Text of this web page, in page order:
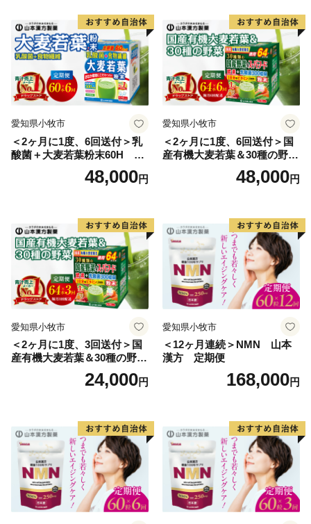
愛知県小牧市
＜2ヶ月に1度、6回送付＞乳
酸菌＋大麦若葉粉末60H 山
48,000円
愛知県小牧市
＜2ヶ月に1度、6回送付＞国
産有機大麦若葉＆30種の野
菜 山本漢方 定期便
48,000円
愛知県小牧市
＜2ヶ月に1度、3回送付＞国
産有機大麦若葉＆30種の野
菜 山本漢方 定期便
24,000円
愛知県小牧市
＜12ヶ月連続＞NMN 山本
漢方 定期便
168,000円